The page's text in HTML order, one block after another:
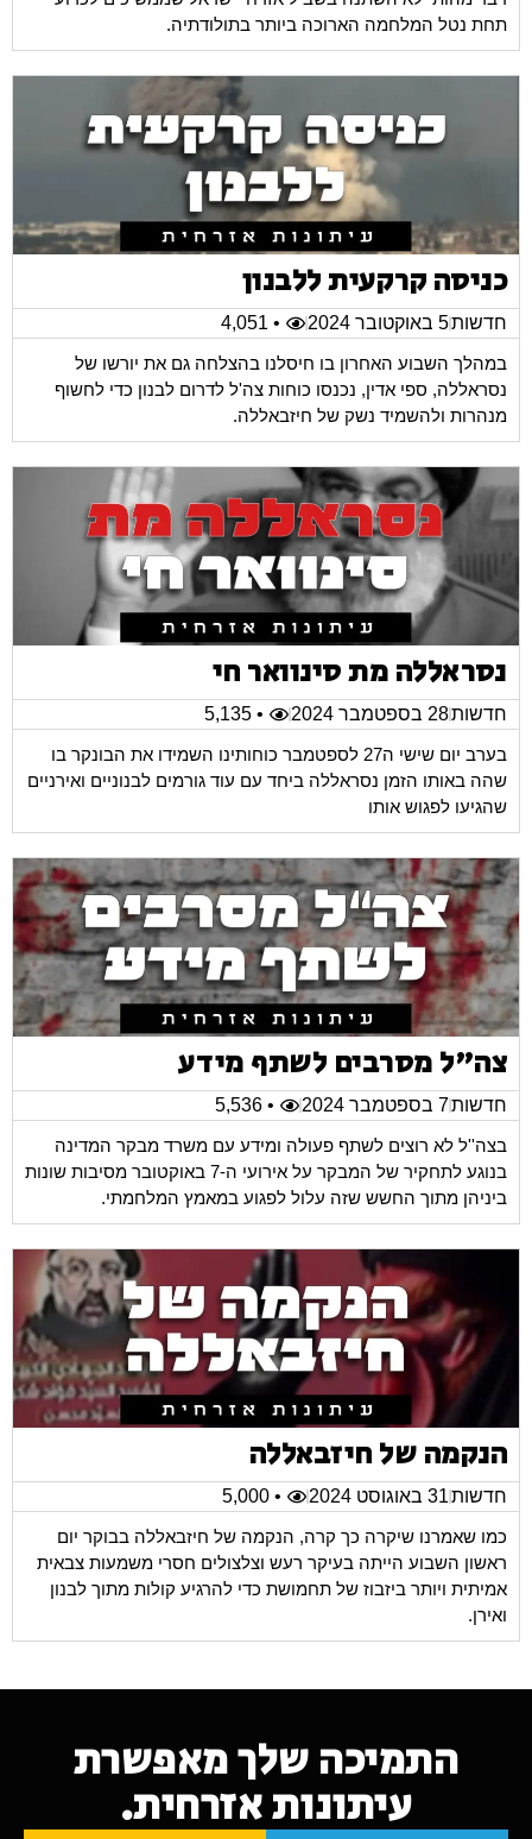
תחת נטל המלחמה הארוכה ביותר בתולודתיה.
כניסה קרקעית ללבנון
חדשות5 באוקטובר 2024
• 4,051
במהלך השבוע האחרון בו חיסלנו בהצלחה גם את יורשו של
נסראללה, ספי אדין, נכנסו כוחות צה'ל לדרום לבנון כדי לחשוף
מנהרות ולהשמיד נשק של חיזבאללה.
נסראללה מת סינוואר חי
חדשות28 בספטמבר 2024
• 5,135
בערב יום שישי ה27 לספטמבר כוחותינו השמידו את הבונקר בו
שהה באותו הזמן נסראללה ביחד עם עוד גורמים לבנוניים ואירניים
שהגיעו לפגוש אותו
צה"ל מסרבים לשתף מידע
חדשות7 בספטמבר 2024
• 5,536
בצה''ל לא רוצים לשתף פעולה ומידע עם משרד מבקר המדינה
בנוגע לתחקיר של המבקר על אירועי ה-7 באוקטובר מסיבות שונות
ביניהן מתוך החשש שזה עלול לפגוע במאמץ המלחמתי.
הנקמה של חיזבאללה
חדשות31 באוגוסט 2024
• 5,000
כמו שאמרנו שיקרה כך קרה, הנקמה של חיזבאללה בבוקר יום
ראשון השבוע הייתה בעיקר רעש וצלצולים חסרי משמעות צבאית
אמיתית ויותר ביזבוז של תחמושת כדי להרגיע קולות מתוך לבנון
ואירן.
התמיכה שלך מאפשרת
עיתונות אזרחית.